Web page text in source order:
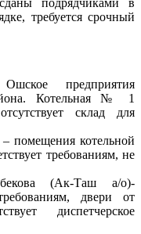
требуется срочный
предприятия
Котельная № 1
склад для
– помещения котельной
требованиям, не
(Ак-Таш а/о)-
двери от
диспетчерское